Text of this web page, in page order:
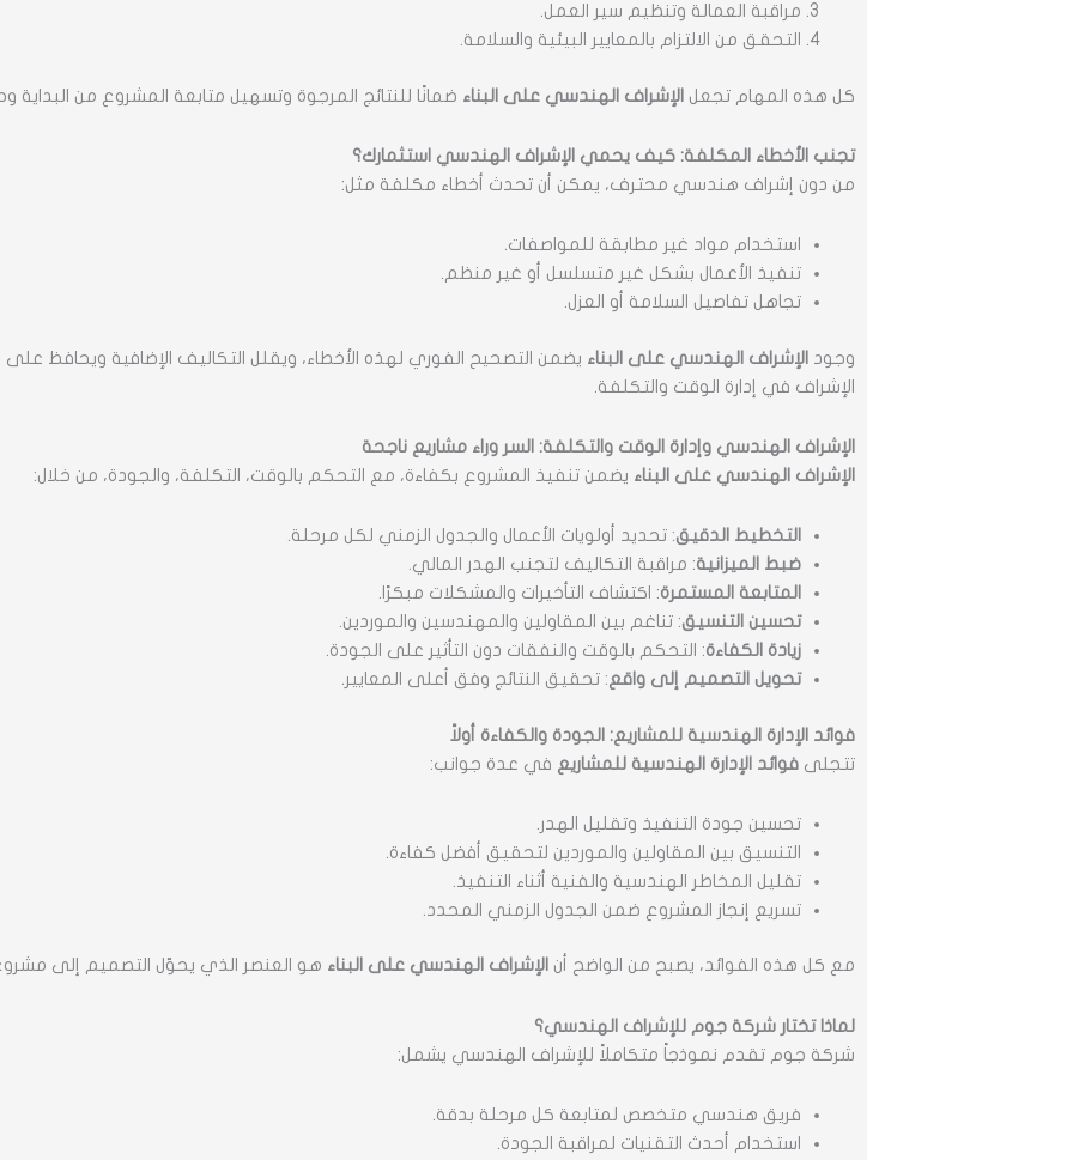
مراقبة العمالة وتنظيم سير العمل.
التحقق من الالتزام بالمعايير البيئية والسلامة.
كل هذه المهام تجعلالإشراف الهندسي على البناء ضمانًا للنتائج المرجوة وتسهيل متابعة المشروع من البداية
تجنب الأخطاء المكلفة: كيف يحمي الإشراف الهندسي استثمارك؟
من دون إشراف هندسي محترف، يمكن أن تحدث أخطاء مكلفة مثل:
استخدام مواد غير مطابقة للمواصفات.
تنفيذ الأعمال بشكل غير متسلسل أو غير منظم.
تجاهل تفاصيل السلامة أو العزل.
وجودالإشراف الهندسي على البناء يضمن التصحيح الفوري لهذه الأخطاء، ويقلل التكاليف الإضافية ويحافظ على
الإشراف في إدارة الوقت والتكلفة.
الإشراف الهندسي وإدارة الوقت والتكلفة: السر وراء مشاريع ناجحة
الإشراف الهندسي على البناء يضمن تنفيذ المشروع بكفاءة، مع التحكم بالوقت، التكلفة، والجودة، من خلال:
التخطيط الدقيق: تحديد أولويات الأعمال والجدول الزمني لكل مرحلة.
ضبط الميزانية: مراقبة التكاليف لتجنب الهدر المالي.
المتابعة المستمرة: اكتشاف التأخيرات والمشكلات مبكرًا.
تحسين التنسيق: تناغم بين المقاولين والمهندسين والموردين.
زيادة الكفاءة: التحكم بالوقت والنفقات دون التأثير على الجودة.
تحويل التصميم إلى واقع: تحقيق النتائج وفق أعلى المعايير.
فوائد الإدارة الهندسية للمشاريع: الجودة والكفاءة أولاً
تتجلىفوائد الإدارة الهندسية للمشاريع في عدة جوانب:
تحسين جودة التنفيذ وتقليل الهدر.
التنسيق بين المقاولين والموردين لتحقيق أفضل كفاءة.
تقليل المخاطر الهندسية والفنية أثناء التنفيذ.
تسريع إنجاز المشروع ضمن الجدول الزمني المحدد.
مع كل هذه الفوائد، يصبح من الواضح أن الإشراف الهندسي على البناء هو العنصر الذي يحوّل التصميم إلى
لماذا تختار شركة جوم للإشراف الهندسي؟
شركة جوم تقدم نموذجاً متكاملاً للإشراف الهندسي يشمل:
فريق هندسي متخصص لمتابعة كل مرحلة بدقة.
استخدام أحدث التقنيات لمراقبة الجودة.